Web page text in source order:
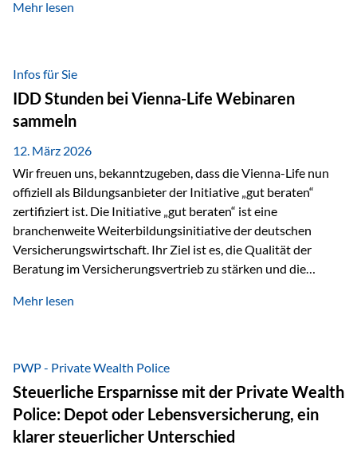
„Erfolgsformel Liechtenstein“, herausgegeben und verfasst
Vermögensschutz strategisch miteinander verbindet.
Warum klassische Nachfolgeplanung oft scheitert Viele
Vermögen werden erst im Todesfall übertragen. Das kann zu
Problemen führen: Hohe Erbschaftsteuern Streitigkeiten
zwischen Erben Liquiditätsprobleme bei Immobilien…
Mehr lesen
Infos für Sie
IDD Stunden bei Vienna-Life Webinaren
sammeln
12. März 2026
Wir freuen uns, bekanntzugeben, dass die Vienna-Life nun
offiziell als Bildungsanbieter der Initiative „gut beraten“
zertifiziert ist. Die Initiative „gut beraten“ ist eine
branchenweite Weiterbildungsinitiative der deutschen
Versicherungswirtschaft. Ihr Ziel ist es, die Qualität der
Beratung im Versicherungsvertrieb zu stärken und die
Personen transparent zu dokumentieren. Seit der
Stunden pro Jahr für vertrieblich tätige Personen in der
Versicherungsbranche. Über die Weiterbildungsdatenbank
von „gut beraten“ können absolvierte Bildungsmaßnahmen
zentral erfasst und dokumentiert werden. „gut beraten“
zertifiziert Als zertifizierter Bildungsanbieter können unsere
Mehr lesen
PWP - Private Wealth Police
Steuerliche Ersparnisse mit der Private Wealth
Police: Depot oder Lebensversicherung, ein
klarer steuerlicher Unterschied